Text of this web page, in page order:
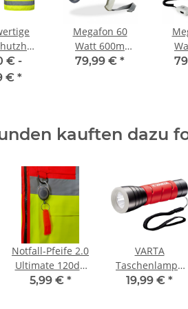
in 10
€ -
€ *
Megafon 60
Watt 600m
Lautsprecher
79,99 € *
kauften dazu
Notfall-Pfeife 2.0
Ultimate 120dB
Sicherheits
5,99 € *
VARTA
Taschenlampe
LED Outdoor
19,99 € *